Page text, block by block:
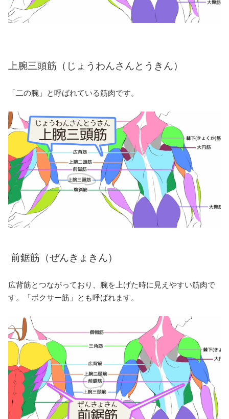
上腕三頭筋（じょうわんさんとうきん）
「二の腕」と呼ばれている筋肉です。
前鋸筋（ぜんきょきん）
広背筋とつながっており、腕を上げた時に見えやすい筋肉で
す。「ボクサー筋」とも呼ばれます。